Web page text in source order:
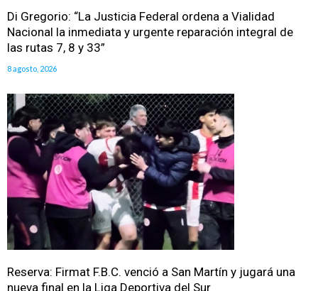
Di Gregorio: “La Justicia Federal ordena a Vialidad
Nacional la inmediata y urgente reparación integral de
las rutas 7, 8 y 33”
8 agosto, 2026
Reserva: Firmat F.B.C. venció a San Martín y jugará una
nueva final en la Liga Deportiva del Sur